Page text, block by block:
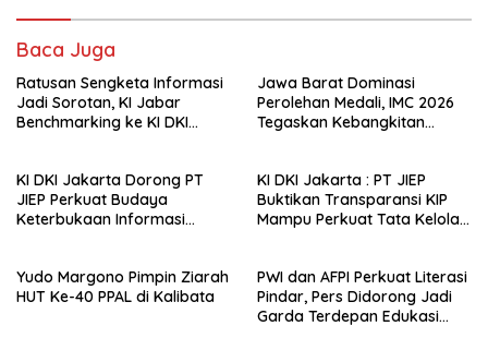
Baca Juga
Ratusan Sengketa Informasi
Jadi Sorotan, KI Jabar
Benchmarking ke KI DKI
Jawa Barat Dominasi
Perolehan Medali, IMC 2026
Tegaskan Kebangkitan
KI DKI Jakarta Dorong PT
JIEP Perkuat Budaya
Keterbukaan Informasi
KI DKI Jakarta : PT JIEP
Buktikan Transparansi KIP
Mampu Perkuat Tata Kelola
Yudo Margono Pimpin Ziarah
HUT Ke-40 PPAL di Kalibata
PWI dan AFPI Perkuat Literasi
Pindar, Pers Didorong Jadi
Garda Terdepan Edukasi